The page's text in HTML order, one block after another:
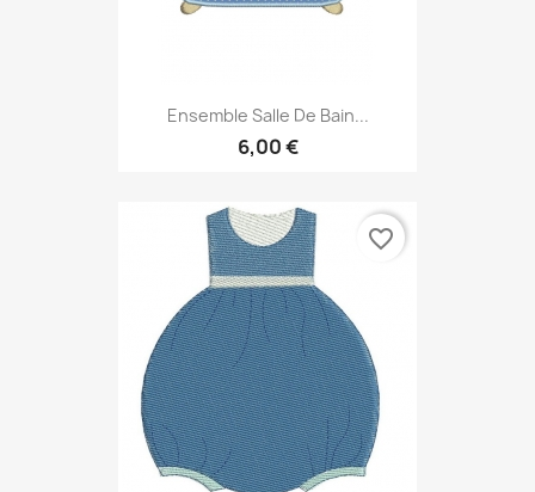
Ensemble Salle De Bain...
6,00 €
favorite_border